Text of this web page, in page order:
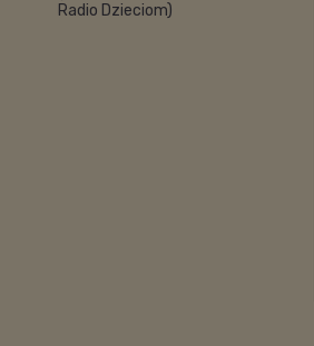
Radio Dzieciom)